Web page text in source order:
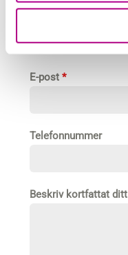
Vill du veta hur
med
Kontakta Sara
E-post *
Telefonnummer
Beskriv kortfattat ditt